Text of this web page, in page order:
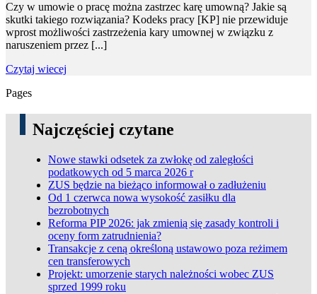
Czy w umowie o pracę można zastrzec karę umowną? Jakie są
skutki takiego rozwiązania? Kodeks pracy [KP] nie przewiduje
wprost możliwości zastrzeżenia kary umownej w związku z
naruszeniem przez [...]
Czytaj wiecej
Pages
Najczęściej czytane
Nowe stawki odsetek za zwłokę od zaległości
podatkowych od 5 marca 2026 r
ZUS będzie na bieżąco informował o zadłużeniu
Od 1 czerwca nowa wysokość zasiłku dla
bezrobotnych
Reforma PIP 2026: jak zmienią się zasady kontroli i
oceny form zatrudnienia?
Transakcje z ceną określoną ustawowo poza reżimem
cen transferowych
Projekt: umorzenie starych należności wobec ZUS
sprzed 1999 roku